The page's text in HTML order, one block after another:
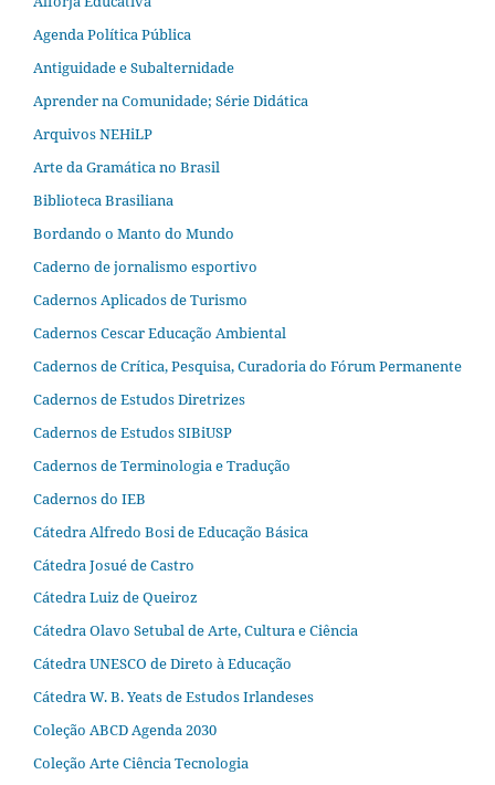
Agenda Política Pública
Antiguidade e Subalternidade
Aprender na Comunidade; Série Didática
Arquivos NEHiLP
Arte da Gramática no Brasil
Biblioteca Brasiliana
Bordando o Manto do Mundo
Caderno de jornalismo esportivo
Cadernos Aplicados de Turismo
Cadernos Cescar Educação Ambiental
Cadernos de Crítica, Pesquisa, Curadoria do Fórum Permanente
Cadernos de Estudos Diretrizes
Cadernos de Estudos SIBiUSP
Cadernos de Terminologia e Tradução
Cadernos do IEB
Cátedra Alfredo Bosi de Educação Básica
Cátedra Josué de Castro
Cátedra Luiz de Queiroz
Cátedra Olavo Setubal de Arte, Cultura e Ciência
Cátedra UNESCO de Direto à Educação
Cátedra W. B. Yeats de Estudos Irlandeses
Coleção ABCD Agenda 2030
Coleção Arte Ciência Tecnologia